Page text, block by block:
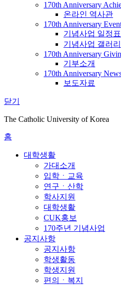
170th Anniversary
온라인 역사관
170th Anniversary
기념사업 일정표
기념사업 갤러리
170th Anniversary
기부소개
170th Anniversary
보도자료
닫기
The Catholic University of Korea
홈
대학생활
가대소개
입학ㆍ교육
연구ㆍ산학
학사지원
대학생활
CUK홍보
170주년 기념사업
공지사항
공지사항
학생활동
학생지원
편의ㆍ복지